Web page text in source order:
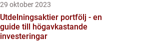
29 oktober 2023
Utdelningsaktier portfölj - en
guide till högavkastande
investeringar